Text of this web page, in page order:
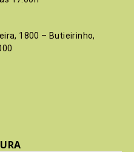
1800 – Butieirinho,